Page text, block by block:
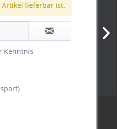
Artikel lieferbar ist.
Kenntnis